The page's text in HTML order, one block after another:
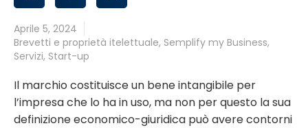
Aprile 5, 2024
Brevetti e proprietà itelettuale, Semplify my Business,
Servizi, Start-up
Il marchio costituisce un bene intangibile per
l’impresa che lo ha in uso, ma non per questo la sua
definizione economico-giuridica può avere contorni